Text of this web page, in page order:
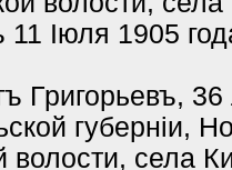
11 Іюля 1905
Григорьевъ,
губерніи,
волости, села